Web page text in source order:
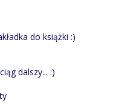
do książki :)
dalszy... :)